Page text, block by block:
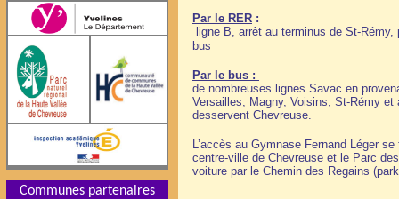
Par le RER :
ligne B, arrêt au terminus de St-Rémy,
bus
Par le bus :
de nombreuses lignes Savac en
Versailles, Magny, Voisins, St-Rémy et
desservent Chevreuse.
L’accès au Gymnase Fernand Léger
centre-ville de Chevreuse et le Parc
voiture par le Chemin des Regains
Communes partenaires